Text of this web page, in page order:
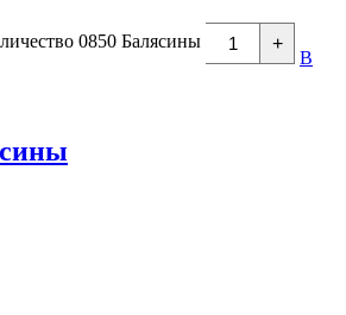
0850 Балясины +
В